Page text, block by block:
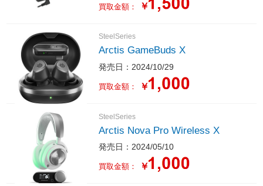
買取金額： ￥
SteelSeries
Arctis GameBuds X
発売日：2024/10/29
買取金額： ￥
SteelSeries
Arctis Nova Pro Wireless X
発売日：2024/05/10
買取金額： ￥